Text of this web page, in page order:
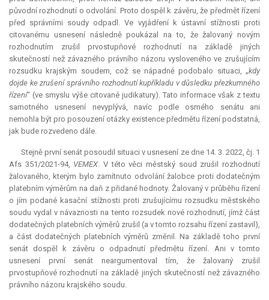
původní rozhodnutí o odvolání. Proto dospěl k závěru, že předmět řízení
před správními soudy odpadl. Ve vyjádření k ústavní stížnosti proti
citovanému usnesení následně poukázal na to, že žalovaný novým
rozhodnutím zrušil prvostupňové rozhodnutí na základě jiných
skutečností než závazného právního názoru vysloveného ve zrušujícím
rozsudku krajským soudem, což se nápadně podobalo situaci, „kdy
dojde ke zrušení správního rozhodnutí kupříkladu v důsledku přezkumného
řízení“ (ve smyslu výše citované judikatury). Tato informace však z textu
samotného usnesení nevyplývá, navíc podle osmého senátu ani
nemohla být pro posouzení otázky existence předmětu řízení podstatná,
jak bude rozvedeno dále.
Stejně první senát posoudil situaci v usnesení ze dne 14. 3. 2022, čj. 1
Afs 351/2021-94, VEMEX. V této věci městský soud zrušil rozhodnutí
žalovaného, kterým bylo zamítnuto odvolání žalobce proti dodatečným
platebním výměrům na daň z přidané hodnoty. Žalovaný v průběhu řízení
o jím podané kasační stížnosti proti zrušujícímu rozsudku městského
soudu vydal v návaznosti na tento rozsudek nové rozhodnutí, jímž část
dodatečných platebních výměrů zrušil (a v tomto rozsahu řízení zastavil),
a část dodatečných platebních výměrů změnil. Na základě toho první
senát dospěl k závěru o odpadnutí předmětu řízení. Ani v tomto
usnesení první senát neargumentoval tím, že žalovaný zrušil
prvostupňové rozhodnutí na základě jiných skutečností než závazného
právního názoru krajského soudu.